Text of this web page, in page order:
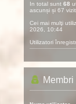
In total sunt 68
ascunși și 67
Cei mai mulţi
2026, 10:44
Utilizatori